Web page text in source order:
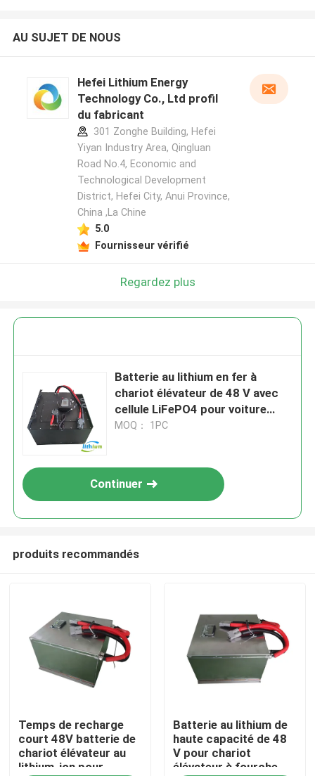
Produits
Au sujet de nous
AU SUJET DE NOUS
Hefei Lithium Energy
Technology Co., Ltd profil
du fabricant
301 Zonghe Building, Hefei
Yiyan Industry Area, Qingluan
Road No.4, Economic and
Technological Development
District, Hefei City, Anui Province,
China ,La Chine
5.0
Fournisseur vérifié
Regardez plus
Batterie au lithium en fer à
chariot élévateur de 48 V avec
cellule LiFePO4 pour voiture
électrique lourde
MOQ： 1PC
Continuer
produits recommandés
Temps de recharge
court 48V batterie de
chariot élévateur au
lithium-ion pour
Batterie au lithium de
haute capacité de 48
V pour chariot
élévateur à fourche